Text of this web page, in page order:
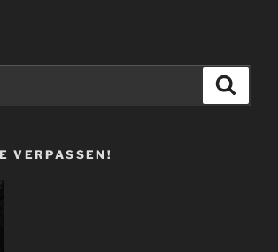
VERPASSEN!